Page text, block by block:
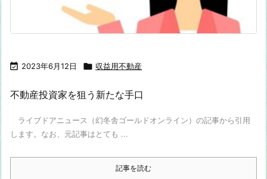
 2023年6月12日  収益用不動産
不動産投資家を狙う新たな手口
ライブドアニュース（幻冬舎ゴールドオンライン）の記事から引用
します。なお、元記事はとても ...
記事を読む